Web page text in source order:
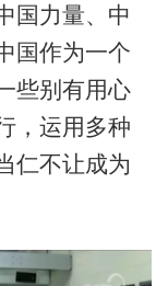
国力量、中
国作为一个
些别有用心
，运用多种
仁不让成为